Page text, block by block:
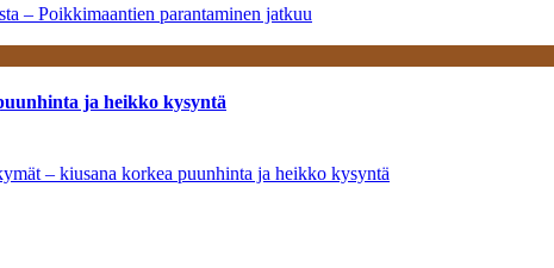
– Poikkimaantien parantaminen jatkuu
ja heikko kysyntä
– kiusana korkea puunhinta ja heikko kysyntä